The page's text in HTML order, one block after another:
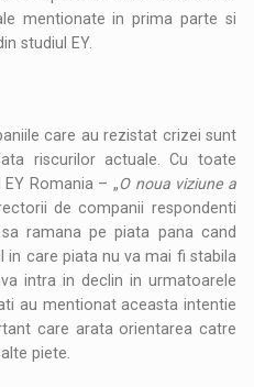
mentionate in prima parte si
studiul EY.
care au rezistat crizei sunt
riscurilor actuale. Cu toate
Romania – „O noua viziune a
de companii respondenti
ramana pe piata pana cand
in care piata nu va mai fi stabila
intra in declin in urmatoarele
au mentionat aceasta intentie
care arata orientarea catre
piete.